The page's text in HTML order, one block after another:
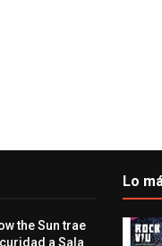
the Sun trae
a Sala
Lo